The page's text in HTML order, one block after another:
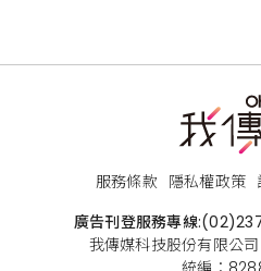
服務條款 隱私權政策
廣告刊登服務專線:
我傳媒科技股份有限公